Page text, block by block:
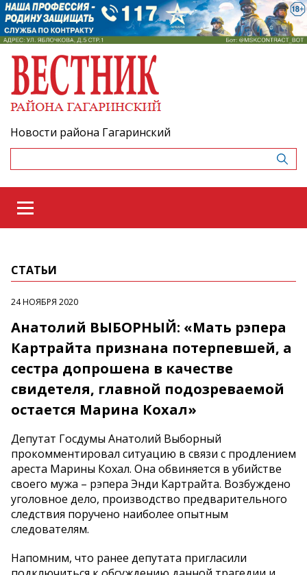
Новости района Гагаринский
СТАТЬИ
24 НОЯБРЯ 2020
Анатолий ВЫБОРНЫЙ: «Мать рэпера
Картрайта признана потерпевшей, а
сестра допрошена в качестве
свидетеля, главной подозреваемой
остается Марина Кохал»
Депутат Госдумы Анатолий Выборный
прокомментировал ситуацию в связи с продлением
ареста Марины Кохал. Она обвиняется в убийстве
своего мужа – рэпера Энди Картрайта. Возбуждено
уголовное дело, производство предварительного
следствия поручено наиболее опытным
следователям.
Напомним, что ранее депутата пригласили